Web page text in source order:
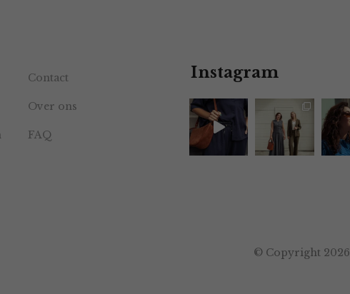
Contact
Over ons
FAQ
Instagram
© Copyright 2026